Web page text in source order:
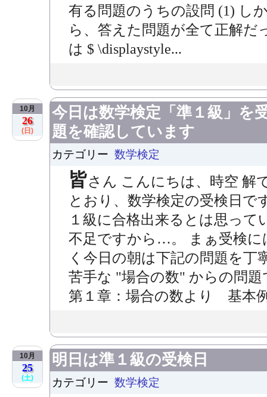
有る問題のうちの設問 (1) し
ら、答えた問題が全て正解
は $ \displaystyle...
10月
26
(日)
今日は数学検定「準１級」
題を確認しています
カテゴリー 数学検定
皆さん こんにちは、時空 解
とおり、数学検定の受検日で
１級に合格出来るとは思っ
不足ですから…。 まぁ受検
く今日の朝は下記の問題を
苦手な "場合の数" からの問
第１章：場合の数より 基本
10月
25
(土)
明日は準１級の受検日
カテゴリー 数学検定